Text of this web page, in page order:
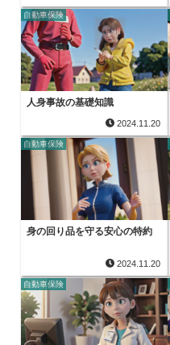
自動車保険
人身事故の基礎知識
2024.11.20
自動車保険
身の回り品を守る安心の特約
2024.11.20
自動車保険